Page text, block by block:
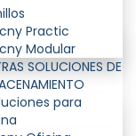
Practic
Modular
SOLUCIONES DE
para